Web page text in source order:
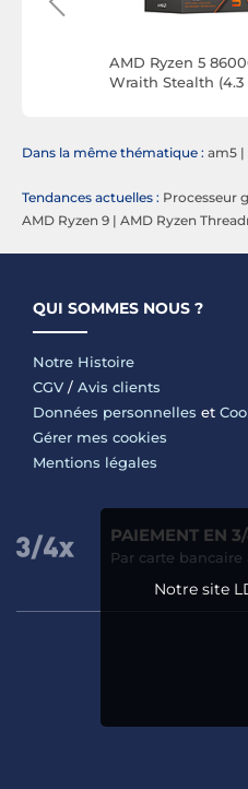
AMD Ryzen 5
Wraith Stealth (4.3
Dans la même thématique : am5 |
Tendances actuelles : Processeur
AMD Ryzen 9 | AMD Ryzen
QUI SOMMES NOUS ?
Notre Histoire
CGV / Avis clients
Données personnelles et
Gérer mes cookies
Mentions légales
PAIEMENT EN
Par carte
Notre site